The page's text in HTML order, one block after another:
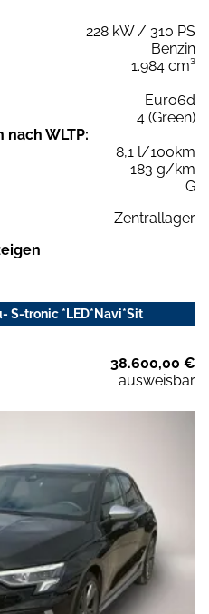
228 kW / 310 PS
Benzin
1.984 cm³
Euro6d
4 (Green)
WLTP:
8,1 l/100km
183 g/km
G
Zentrallager
S-tronic *LED*Navi*Sit
38.600,00 €
ausweisbar